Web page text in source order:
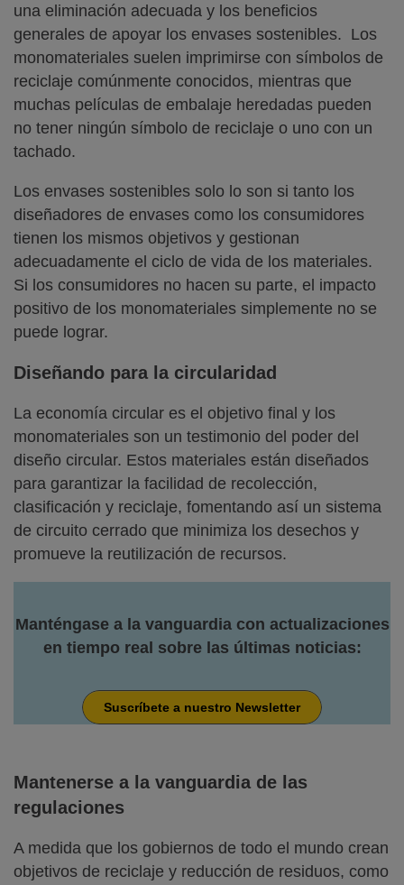
una eliminación adecuada y los beneficios
generales de apoyar los envases sostenibles. Los
monomateriales suelen imprimirse con símbolos de
reciclaje comúnmente conocidos, mientras que
muchas películas de embalaje heredadas pueden
no tener ningún símbolo de reciclaje o uno con un
tachado.
Los envases sostenibles solo lo son si tanto los
diseñadores de envases como los consumidores
tienen los mismos objetivos y gestionan
adecuadamente el ciclo de vida de los materiales.
Si los consumidores no hacen su parte, el impacto
positivo de los monomateriales simplemente no se
puede lograr.
Diseñando para la circularidad
La economía circular es el objetivo final y los
monomateriales son un testimonio del poder del
diseño circular. Estos materiales están diseñados
para garantizar la facilidad de recolección,
clasificación y reciclaje, fomentando así un sistema
de circuito cerrado que minimiza los desechos y
promueve la reutilización de recursos.
Manténgase a la vanguardia con actualizaciones
en tiempo real sobre las últimas noticias:
Suscríbete a nuestro Newsletter
Mantenerse a la vanguardia de las
regulaciones
A medida que los gobiernos de todo el mundo crean
objetivos de reciclaje y reducción de residuos, como